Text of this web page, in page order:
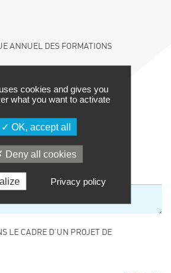
ANNUEL DES FORMATIONS
DES FORMATIONS
À UN TIERS
LE CADRE D’UN PROJET DE
cookies and gives you
what you want to activate
OK, accept all
Deny all cookies
Privacy policy